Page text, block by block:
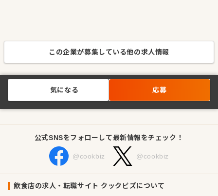
この企業が募集している他の求人情報
気になる 応募
公式SNSをフォローして最新情報をチェック！
@cookbiz @cookbiz
飲食店の求人・転職サイト クックビズについて